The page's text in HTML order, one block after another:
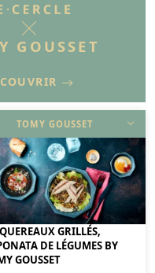
GOUSSET
TOMY GOUSSET
DÉCOUVRIR
GRILLÉS,
DE LÉGUMES BY
GOUSSET